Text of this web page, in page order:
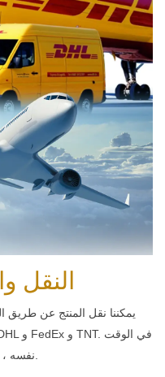
النقل
يمكننا نقل المنتج عن طريق